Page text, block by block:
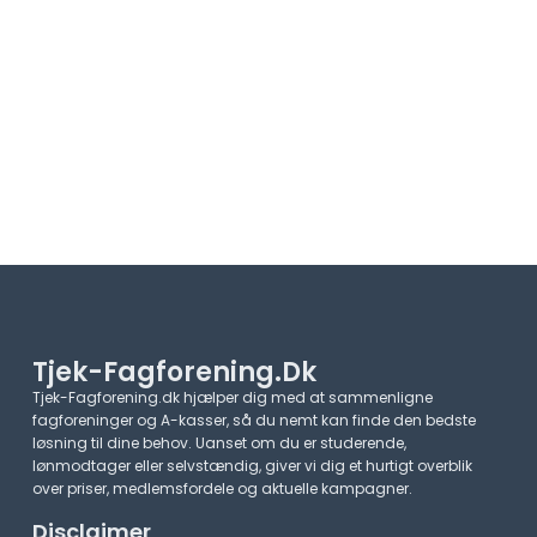
Tjek-Fagforening.dk
Tjek-Fagforening.dk hjælper dig med at sammenligne
fagforeninger og A-kasser, så du nemt kan finde den bedste
løsning til dine behov. Uanset om du er studerende,
lønmodtager eller selvstændig, giver vi dig et hurtigt overblik
over priser, medlemsfordele og aktuelle kampagner.​